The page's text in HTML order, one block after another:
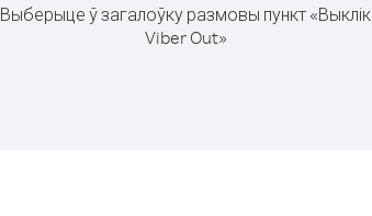
Выберыце ў загалоўку размовы пункт «Выклік
Viber Out»